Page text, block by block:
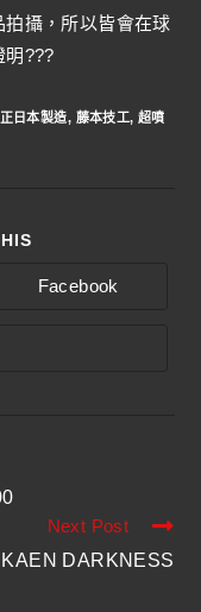
攝，所以皆會在球
明???
日本製造, 藤本技工, 超噴
Facebook
Next Post
DARKNESS